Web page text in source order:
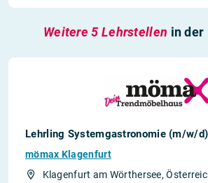
Weitere 5 Lehrstellen in der
Lehrling Systemgastronomie (m/w/d)
mömax Klagenfurt
Klagenfurt am Wörthersee,